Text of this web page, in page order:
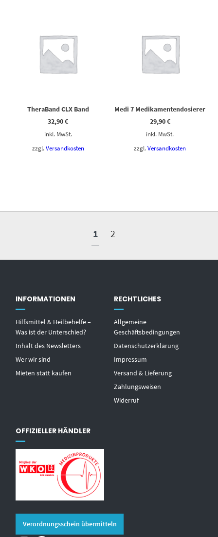
TheraBand CLX Band
32,90€
inkl. MwSt.
zzgl. Versandkosten
Medi 7 Medikamentendosierer
29,90€
inkl. MwSt.
zzgl.Versandkosten
1 2
INFORMATIONEN
Hilfsmittel & Heilbehelfe –
Was ist der Unterschied?
Inhalt des Newsletters
Wer wir sind
Mieten statt kaufen
RECHTLICHES
Allgemeine
Geschäftsbedingungen
Datenschutzerklärung
Impressum
Versand & Lieferung
Zahlungsweisen
Widerruf
OFFIZIELLER HÄNDLER
Verordnungsschein übermitteln